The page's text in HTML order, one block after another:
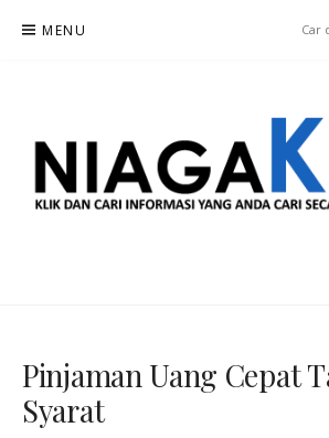
MENU
Pinjaman Uang Cepat
Syarat